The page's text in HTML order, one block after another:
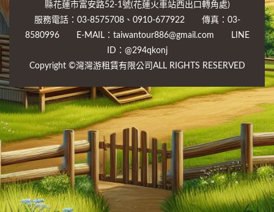
縣花蓮市富安路52-1號(花蓮火車站西出口轉角處)
服務電話：03-8575708、0910-677922 傳真：03-
8580996 E-MAIL：taiwantour886@gmail.com LINE
ID：@294qkonj
Copyright ©灣灣游租賃有限公司ALL RIGHTS RESERVED